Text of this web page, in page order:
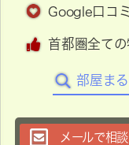
Google口コ
首都圏全て
部屋ま
メールで相